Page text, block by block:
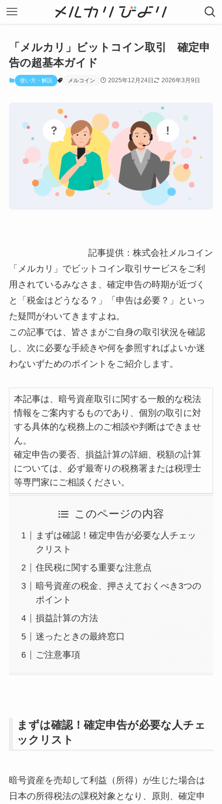
「メルカリ」ビットコイン取引 確定申
告の超基本ガイド
使い方・解説 メルコイン 2025年12月24日 2026年3月9日
記事提供：株式会社メルコイン
「メルカリ」でビットコイン取引サービスをご利
用されているみなさま、確定申告の時期が近づく
と「税金はどうなる？」「申告は必要？」といっ
た疑問がわいてきますよね。
この記事では、皆さまがご自身の取引状況を確認
し、次に必要な手続きや何を参照すればよいか迷
わないずためのポイントをご紹介します。
本記事は、暗号資産取引に関する一般的な税法
情報をご案内するものであり、個別の取引に対
する具体的な税務上のご相談や判断はできませ
ん。
確定申告の要否、損益計算の詳細、税額の計算
については、必ず最寄りの税務署または税理士
等専門家にご相談ください。
このページの内容
まずは確認！確定申告が必要な人チェッ
クリスト
住民税に関する重要な注意点
暗号資産の税金、押さえておくべき3つの
ポイント
損益計算の方法
迷ったときの最終窓口
ご注意事項
まずは確認！確定申告が必要な人チェ
ックリスト
暗号資産を売却して利益（所得）が生じた場合は
日本の所得税法の課税対象となり、原則、確定申